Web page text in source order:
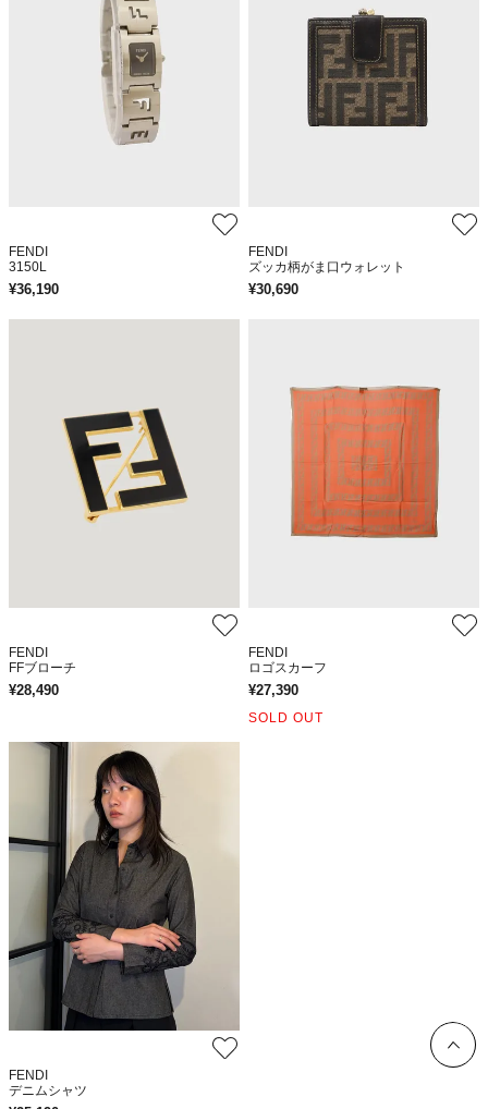
FENDI
3150L
¥36,190
FENDI
ズッカ柄がま口ウォレット
¥30,690
FENDI
FFブローチ
¥28,490
FENDI
ロゴスカーフ
¥27,390
SOLD OUT
FENDI
デニムシャツ